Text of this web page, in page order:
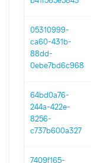
05310999-
ca60-431b-
88dd-
0ebe7bd6c968
64bd0a76-
244a-422e-
8256-
c737b600a327
7409f165-